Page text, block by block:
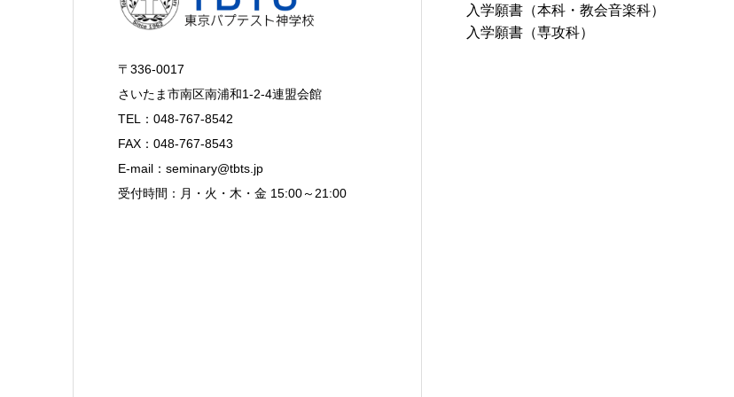
〒336-0017
さいたま市南区南浦和1-2-4連盟会館
TEL：048-767-8542
FAX：048-767-8543
E-mail：seminary@tbts.jp
受付時間：月・火・木・金 15:00～21:00
入学願書（本科・教会音楽科）
入学願書（専攻科）